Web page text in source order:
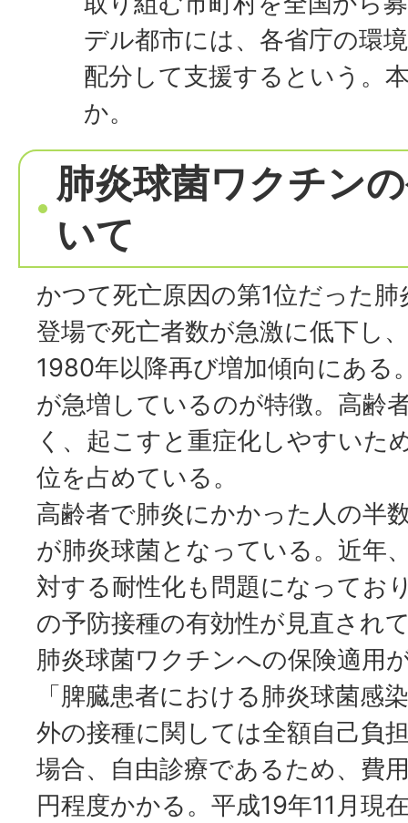
デル都市には、各省庁の環
配分して支援するという。
か。
肺炎球菌ワクチン
いて
かつて死亡原因の第1位だった
登場で死亡者数が急激に低下し
1980年以降再び増加傾向にある
が急増しているのが特徴。高齢
く、起こすと重症化しやすいた
位を占めている。
高齢者で肺炎にかかった人の半
が肺炎球菌となっている。近年
対する耐性化も問題になってお
の予防接種の有効性が見直され
肺炎球菌ワクチンへの保険適用
「脾臓患者における肺炎球菌感
外の接種に関しては全額自己負
場合、自由診療であるため、費
円程度かかる。平成19年11月現